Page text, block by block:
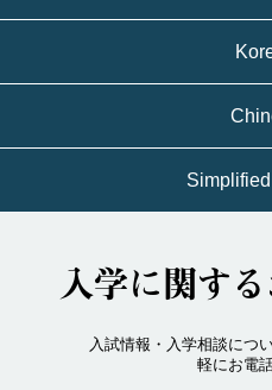
入学に関す
入試情報・入学相談につ
軽にお電